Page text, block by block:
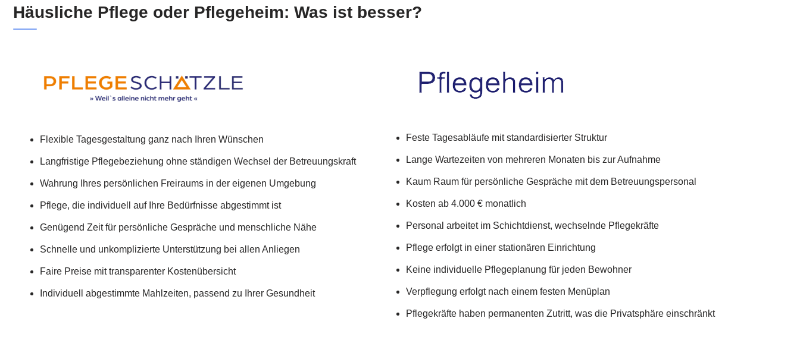
Häusliche Pflege oder Pflegeheim: Was ist besser?
Flexible Tagesgestaltung ganz nach Ihren Wünschen
Langfristige Pflegebeziehung ohne ständigen Wechsel der Betreuungskraft
Wahrung Ihres persönlichen Freiraums in der eigenen Umgebung
Pflege, die individuell auf Ihre Bedürfnisse abgestimmt ist
Genügend Zeit für persönliche Gespräche und menschliche Nähe
Schnelle und unkomplizierte Unterstützung bei allen Anliegen
Faire Preise mit transparenter Kostenübersicht
Individuell abgestimmte Mahlzeiten, passend zu Ihrer Gesundheit
Feste Tagesabläufe mit standardisierter Struktur
Lange Wartezeiten von mehreren Monaten bis zur Aufnahme
Kaum Raum für persönliche Gespräche mit dem Betreuungspersonal
Kosten ab 4.000 € monatlich
Personal arbeitet im Schichtdienst, wechselnde Pflegekräfte
Pflege erfolgt in einer stationären Einrichtung
Keine individuelle Pflegeplanung für jeden Bewohner
Verpflegung erfolgt nach einem festen Menüplan
Pflegekräfte haben permanenten Zutritt, was die Privatsphäre einschränkt